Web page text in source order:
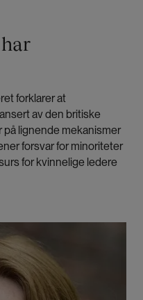
forklarer at
av den britiske
på lignende mekanismer
forsvar for minoriteter
for kvinnelige ledere